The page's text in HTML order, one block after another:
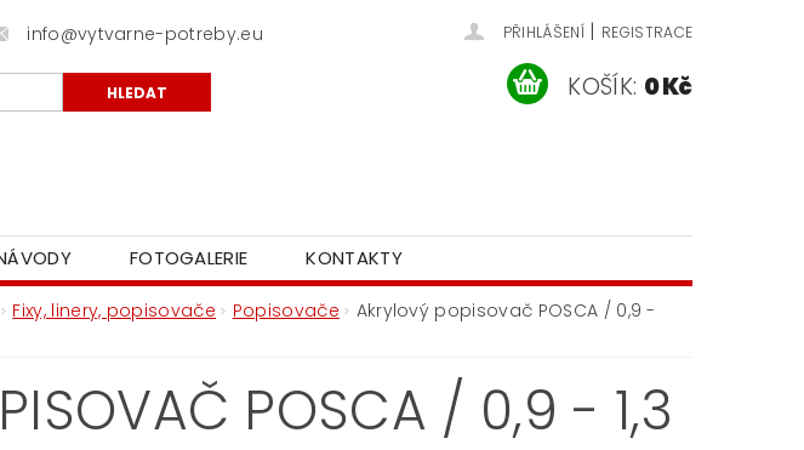
info@vytvarne-potreby.eu PŘIHLÁŠENÍ | REGISTRACE
KOŠÍK: 0 Kč
FOTOGALERIE KONTAKTY
Fixy, linery, popisovače Popisovače
Akrylový popisovač POSCA / 0,9 -
POSCA / 0,9 - 1,3